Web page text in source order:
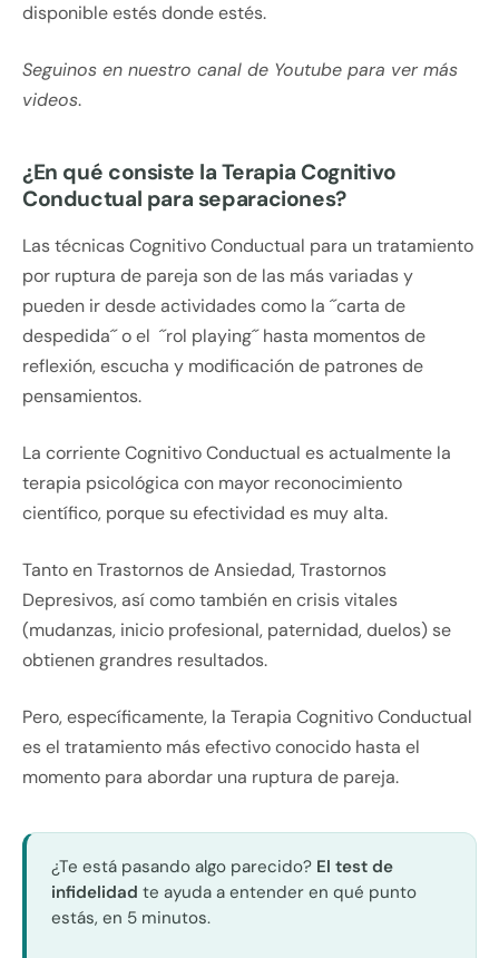
disponible estés donde estés.
Seguinos en nuestro canal de Youtube para ver más
videos.
¿En qué consiste la Terapia Cognitivo
Conductual para separaciones?
Las técnicas Cognitivo Conductual para un tratamiento
por ruptura de pareja son de las más variadas y
pueden ir desde actividades como la ´´carta de
despedida´´ o el ´´rol playing´´ hasta momentos de
reflexión, escucha y modificación de patrones de
pensamientos.
La corriente Cognitivo Conductual es actualmente la
terapia psicológica con mayor reconocimiento
científico, porque su efectividad es muy alta.
Tanto en Trastornos de Ansiedad, Trastornos
Depresivos, así como también en crisis vitales
(mudanzas, inicio profesional, paternidad, duelos) se
obtienen grandres resultados.
Pero, específicamente, la Terapia Cognitivo Conductual
es el tratamiento más efectivo conocido hasta el
momento para abordar una ruptura de pareja.
¿Te está pasando algo parecido? El test de
infidelidad te ayuda a entender en qué punto
estás, en 5 minutos.